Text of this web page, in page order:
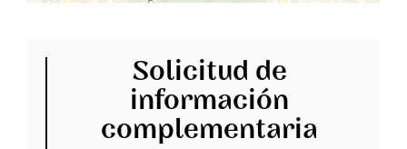
Solicitud de
información
complementaria